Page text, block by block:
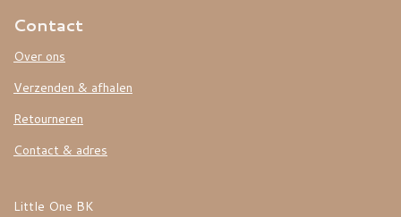
Contact
Over ons
Verzenden & afhalen
Retourneren
Contact & adres
Little One BK